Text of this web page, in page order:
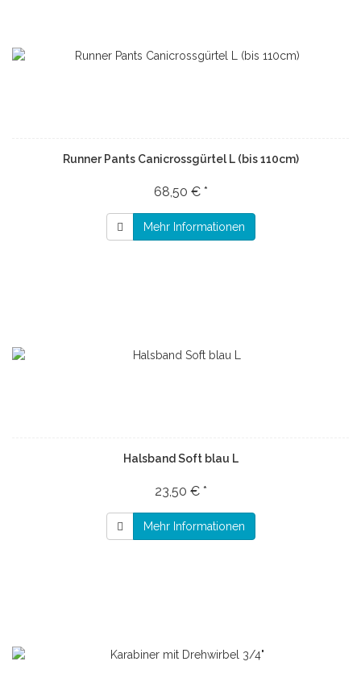
Runner Pants Canicrossgürtel L (bis 110cm)
68,50 € *
Mehr Informationen
Halsband Soft blau L
23,50 € *
Mehr Informationen